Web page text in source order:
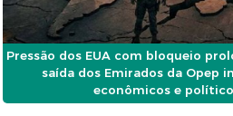
Pressão dos EUA com bloqueio
saída dos Emirados da Opep
econômicos e